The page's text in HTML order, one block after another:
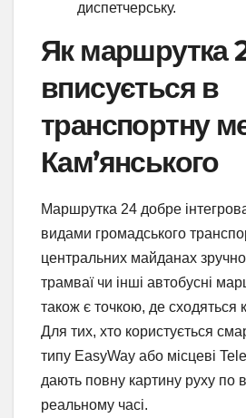
диспетчерську.
Як маршрутка
вписується в
транспортну
Кам’янського
Маршрутка 24 добре
видами громадського
центральних майданах
трамваї чи інші автобусні
також є точкою, де сходяться
Для тих, хто користується
типу EasyWay або місцеві
дають повну картину руху по
реальному часі.